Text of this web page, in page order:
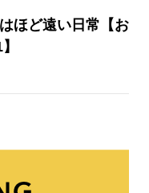
ほど遠い日常【お